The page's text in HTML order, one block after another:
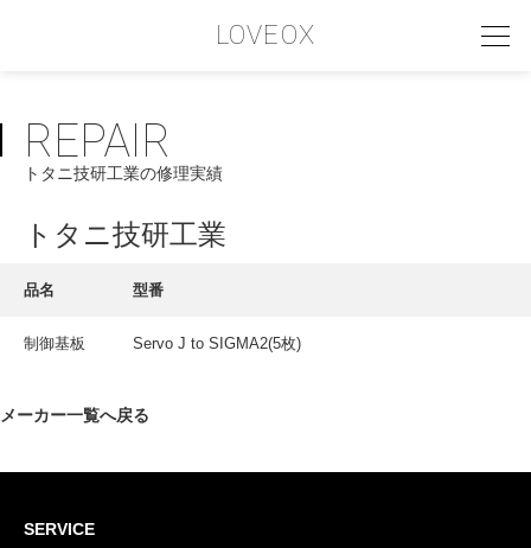
LOVEOX
PHILOSOPHY
フィロソフィー
COMPANY PROFILE
INTERVIEW
採用情報
REPAIR
トタニ技研工業の修理実績
トタニ技研工業
品名 型番
制御基板 Servo J to SIGMA2(5枚)
メーカー一覧へ戻る
SERVICE